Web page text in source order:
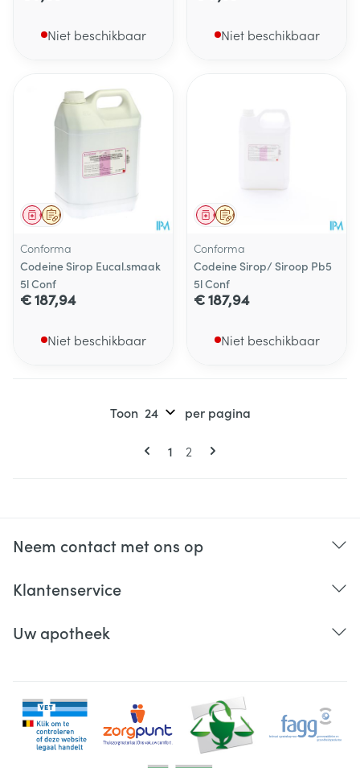
Niet beschikbaar Niet beschikbaar
Op voorschrift
Geneesmiddel
Conforma
Codeine Sirop Eucal.smaak
5l Conf
€ 187,94
Niet beschikbaar
Op voorschrift
Geneesmiddel
Conforma
Codeine Sirop/ Siroop Pb5
5l Conf
€ 187,94
Niet beschikbaar
Pagina's
U lees momenteel pagina
1 Pagina
2
Toon per pagina
Neem contact met ons op
Klantenservice
Uw apotheek